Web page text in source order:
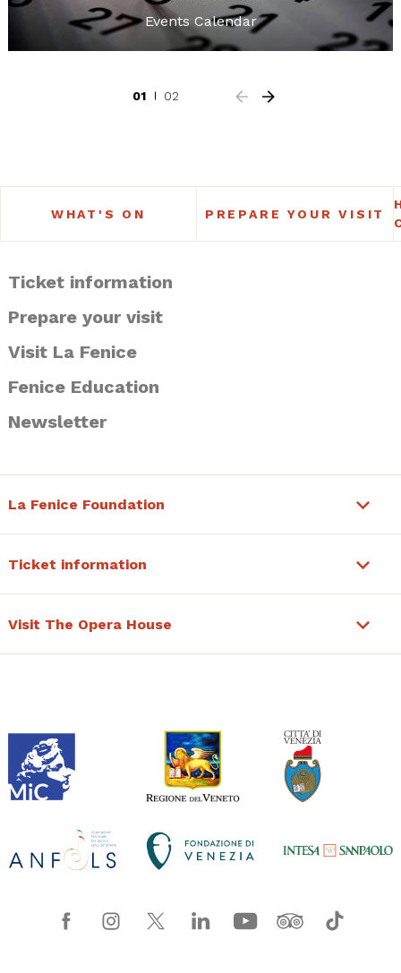
Events Calendar
01 02
WHAT'S ON PREPARE YOUR VISIT
Ticket information
Prepare your visit
Visit La Fenice
Fenice Education
Newsletter
La Fenice Foundation
Ticket information
Visit The Opera House